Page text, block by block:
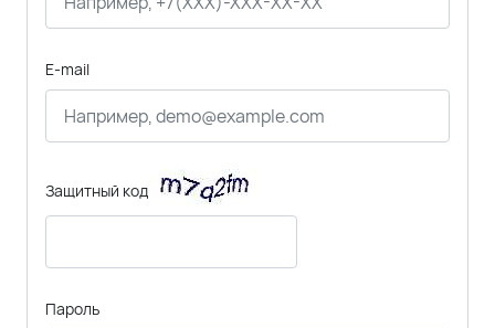
E-mail
Защитный код
Пароль